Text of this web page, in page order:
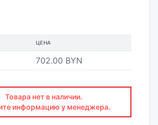
ЦЕНА
702.00 BYN
Товара нет в наличии.
информацию у менеджера.